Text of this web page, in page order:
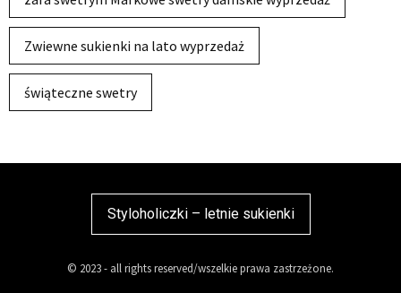
Zwiewne sukienki na lato wyprzedaż
świąteczne swetry
Styloholiczki – letnie sukienki
© 2023 - all rights reserved/wszelkie prawa zastrzeżone.